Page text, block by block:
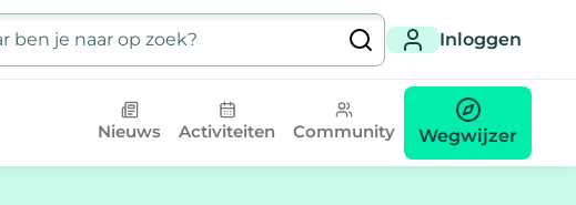
Inloggen
Nieuws Activiteiten Community Wegwijzer